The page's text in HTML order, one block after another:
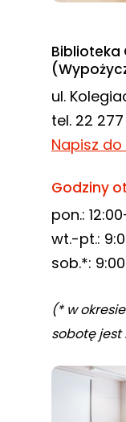
Biblioteka
ul.
tel. 22
Napisz do
Godziny
pon.:
wt.-pt.:
sob.*:
(* w
sobotę